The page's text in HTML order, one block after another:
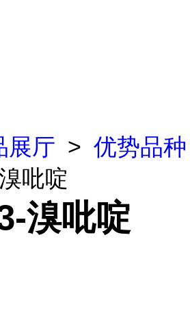
展厅 > 优势品种
吡啶
溴吡啶